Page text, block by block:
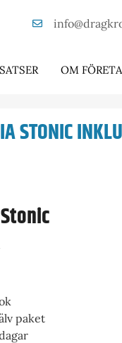
OM
STONIC
paket